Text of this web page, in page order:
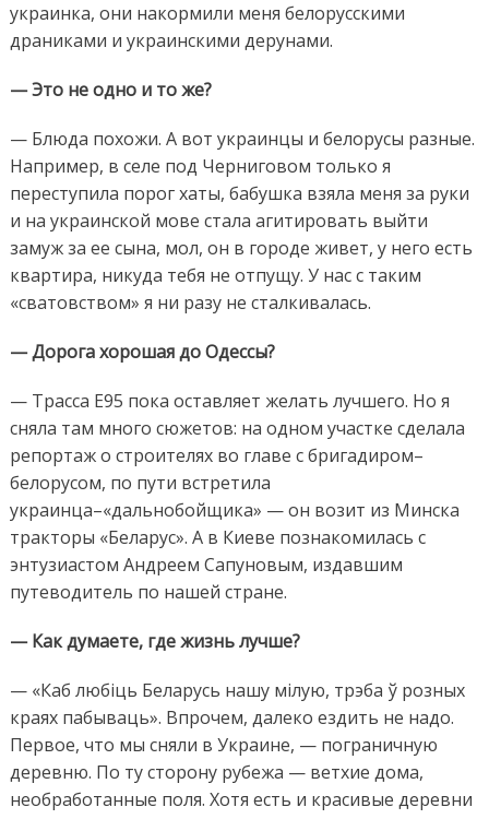
украинка, они накормили меня белорусскими
драниками и украинскими дерунами.
— Это не одно и то же?
— Блюда похожи. А вот украинцы и белорусы разные.
Например, в селе под Черниговом только я
переступила порог хаты, бабушка взяла меня за руки
и на украинской мове стала агитировать выйти
замуж за ее сына, мол, он в городе живет, у него есть
квартира, никуда тебя не отпущу. У нас с таким
«сватовством» я ни разу не сталкивалась.
— Дорога хорошая до Одессы?
— Трасса Е95 пока оставляет желать лучшего. Но я
сняла там много сюжетов: на одном участке сделала
репортаж о строителях во главе с бригадиром–
белорусом, по пути встретила
украинца–«дальнобойщика» — он возит из Минска
тракторы «Беларус». А в Киеве познакомилась с
энтузиастом Андреем Сапуновым, издавшим
путеводитель по нашей стране.
— Как думаете, где жизнь лучше?
— «Каб любiць Беларусь нашу мiлую, трэба ў розных
краях пабываць». Впрочем, далеко ездить не надо.
Первое, что мы сняли в Украине, — пограничную
деревню. По ту сторону рубежа — ветхие дома,
необработанные поля. Хотя есть и красивые деревни